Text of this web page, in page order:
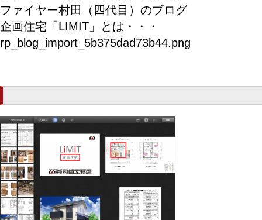
ファイヤー村田（四代目）のブログ
企画住宅「LIMIT」とは・・・
rp_blog_import_5b375dad73b44.png